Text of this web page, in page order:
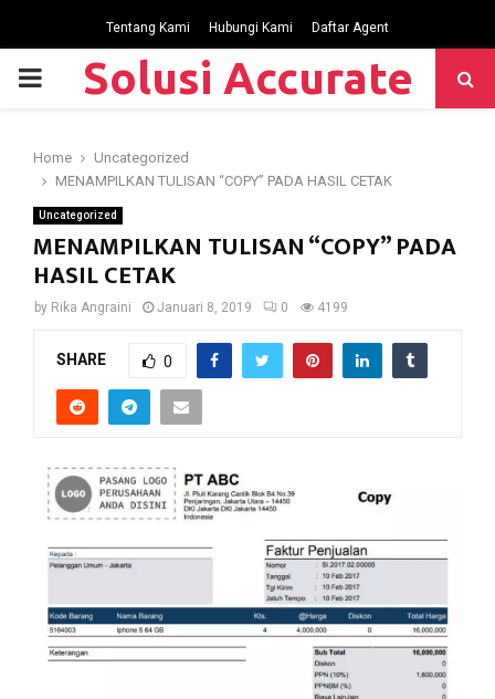
Tentang Kami Hubungi Kami Daftar Agent
P
M
A
Solusi Accurate
Home
Uncategorized
MENAMPILKAN TULISAN “COPY” PADA HASIL CETAK
Uncategorized
MENAMPILKAN TULISAN “COPY” PADA
HASIL CETAK
by Rika Angraini Januari 8, 2019 0 4199
SHARE 0